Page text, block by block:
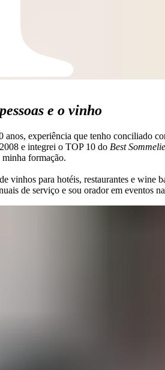
e o vinho
anos, experiência que tenho conciliado
e integrei o TOP 10 do Best
formação.
vinhos para hotéis, restaurantes e wine
de serviço e sou orador em eventos